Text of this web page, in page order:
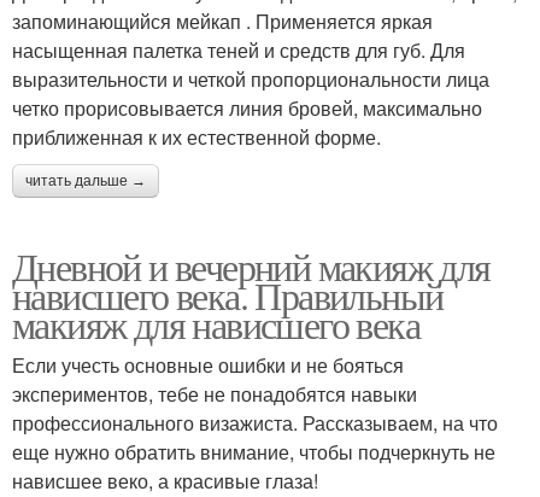
запоминающийся мейкап . Применяется яркая
насыщенная палетка теней и средств для губ. Для
выразительности и четкой пропорциональности лица
четко прорисовывается линия бровей, максимально
приближенная к их естественной форме.
читать дальше →
Дневной и вечерний макияж для
нависшего века. Правильный
макияж для нависшего века
Если учесть основные ошибки и не бояться
экспериментов, тебе не понадобятся навыки
профессионального визажиста. Рассказываем, на что
еще нужно обратить внимание, чтобы подчеркнуть не
нависшее веко, а красивые глаза!